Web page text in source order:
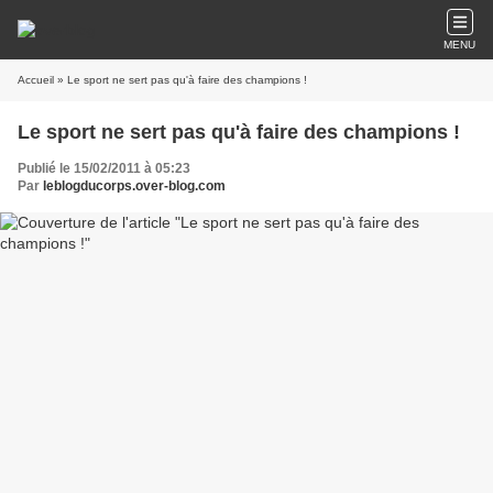
MENU
Accueil » Le sport ne sert pas qu'à faire des champions !
Le sport ne sert pas qu'à faire des champions !
Publié le 15/02/2011 à 05:23
Par leblogducorps.over-blog.com